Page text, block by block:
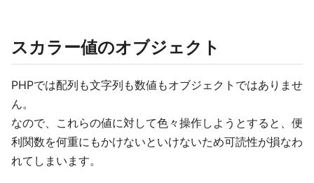
スカラー値のオブジェクト
PHPでは配列も文字列も数値もオブジェクトではありませ
ん。
なので、これらの値に対して色々操作しようとすると、便
利関数を何重にもかけないといけないため可読性が損なわ
れてしまいます。